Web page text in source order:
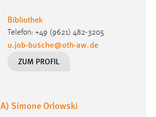
Bibliothek
Telefon: +49 (9621) 482-3205
u.job-busche@oth-aw.de
ZUM PROFIL
Simone Orlowski
Seitenauslieferung wird in diesem Cookie
ob man eingeloggt ist.